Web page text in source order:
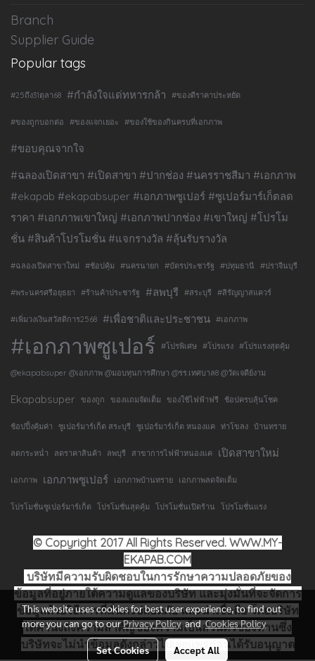
Branch
Supplier Guide
Popular tags
#25ถึง31ตุลา68 #กำลังใจแด่ทหารกล้า #ของดีราคาประหยัด
#ของถูกบอกต่อ #ของแจกเยอะ #ของใช้ของกินครบที่เอกภาพ
#ขอบคุณจากใจ
#ฉลองเปิดสาขา #เปิดสาขา #ปากช่อง #นครราชสีมา #เอกภาพ
#ekapab #ekapabsuper #เอกภาพซูเปอร์ #ซูเปอร์มาร์เก็ตลด
ราคา #เอกภาพเขาใหญ่ #เอกภาพปากช่อง #เขาใหญ่ #โปรโม
ชั่น #สินค้าโปรโมชั่น #แจกรางวัล #ลุ้นรับรางวัล
#ฉลองเปิดสาขาใหม่ #ช้อปคุ้ม #นครนายก #บัตรประชารัฐ #ปทุมธานี #ปราจีนบุรี
#พระนครศรีอยุธยา #ร้านค้าประชารัฐ #ลพบุรี #สระบุรี #สิรัญญาสแควร์
#เพิ่มวงเงินสวัสดิการ2568 #เพื่อชาติและประชาชน #เอกภาพ
#เอกภาพซูเปอร์ #โปรพิเศษ #โปรแรง #โปรแรงสุดคุ้ม
@ekapabsuper @เอกภาพ @มอบทุนการศึกษา @รร.เทศบาล8 @วัดเจดีย์งาม
Ekapabsuper ของถูก ของแถมจัดเต็ม ของใช้ไฟฟ้าฟรี ช้อปครบลุ้นโชค
ช้อปปิ้งคุ้มค่า ซูเปอร์มาร์เก็ต สระบุรี ซูเปอร์มาร์เก็ต หนองแค ท่าโขลง บ้านทราย
ลดกระหน่ำ ลดราคาสินค้า ลพบุรี สาขาการไฟฟ้าหนองแค เปิดสาขาใหม่
เอกภาพ เอกภาพซูเปอร์ เอกภาพบ้านทราย เอกภาพลดจัดเต็ม
โปรโมชั่นซูเปอร์มาร์เก็ต โปรโมชั่นสุดคุ้ม โปรโมชั่นเปิดร้าน โปรโมชั่นแรง
© Copyright 2017 All Rights Reserved. WWW.MY-
EKAPAB.COM
บริษัทมีความรับผิดชอบในการรักษาความปลอดภัยของ
ข้อมูลที่อยู่ภายใต้ความดูแลของบริษัท และมุ่งมั่นที่จะจัดการ
ข้อมูลด้วยวิธีการที่มั่นคงปลอดภัย และน่าเชื่อถือ โดยบริษัท
ได้คำนึงถึงความสำคัญของความเป็นส่วนตัวของท่านซึ่ง
บริษัทจะไม่นำข้อมูลดังกล่าวไปเผยแพร่ก่อนได้รับอนุญาต
This website uses cookies for best user experience, to find out
more you can go to ourPrivacy PolicyandCookies Policy
Set Cookies Accept All